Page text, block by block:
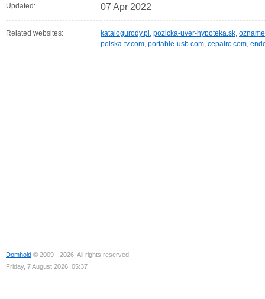
Updated: 07 Apr 2022
Related websites: katalogurody.pl , pozicka-uver-hypoteka.sk,
polska-tv.com, portable-usb.com, cepairc.com,
Domhold © 2009 - 2026. All rights reserved.
Friday, 7 August 2026, 05:37